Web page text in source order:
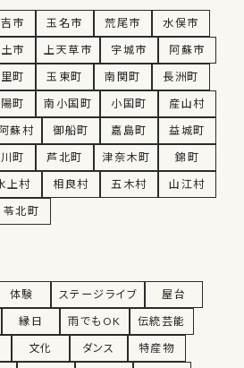
市 玉名市 荒尾市
水俣市
市 上天草市 宇城市
阿蘇市
町 玉東町 南関町
長洲町
町 南小国町 小国町
産山村
蘇村 御船町 嘉島町
益城町
町 芦北町 津奈木町
錦町
上村 相良村 五木村
山江村
苓北町
体験 ステージライブ
屋台
縁日 雨でもOK
伝統芸能
文化 ダンス 特産物